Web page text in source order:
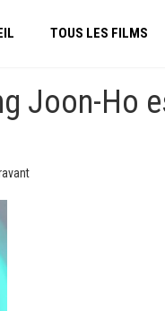
TOUS LES FILMS
Joon-Ho